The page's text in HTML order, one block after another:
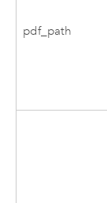
pdf_path